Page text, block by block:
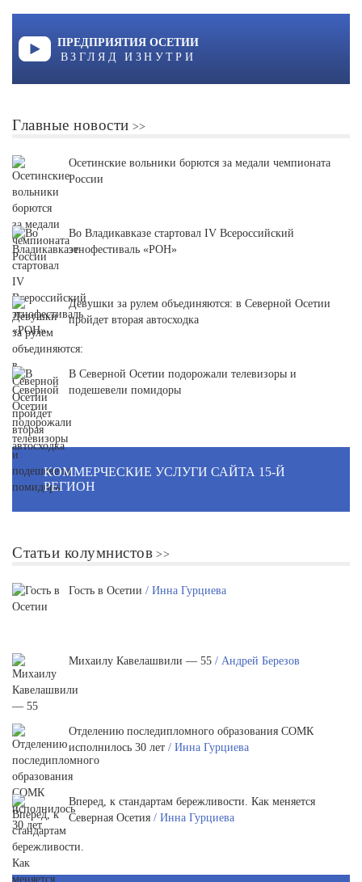
ПРЕДПРИЯТИЯ ОСЕТИИ
ВЗГЛЯД ИЗНУТРИ
Главные новости
Осетинские вольники борются за медали чемпионата
России
Во Владикавказе стартовал IV Всероссийский
этнофестиваль «РОН»
Девушки за рулем объединяются: в Северной Осетии
пройдет вторая автосходка
В Северной Осетии подорожали телевизоры и
подешевели помидоры
КОММЕРЧЕСКИЕ УСЛУГИ САЙТА 15-Й
РЕГИОН
Статьи колумнистов
Гость в Осетии / Инна Гурциева
Михаилу Кавелашвили — 55 / Андрей Березов
Отделению последипломного образования СОМК
исполнилось 30 лет / Инна Гурциева
Вперед, к стандартам бережливости. Как меняется
Северная Осетия / Инна Гурциева